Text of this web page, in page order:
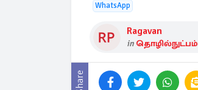
WhatsApp
Ragavan
in தொழில்நுட்பம்
Share